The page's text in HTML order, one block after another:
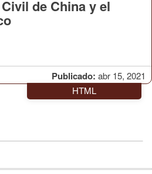
Publicado: abr 15, 2021
de China y el
HTML